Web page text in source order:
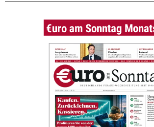
€uro am Sonntag